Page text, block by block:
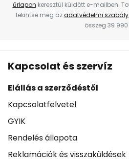
űrlapon keresztül küldött e-mailben.
tekintse meg azadatvédelmi
összeg 39 990
Kapcsolat és szervíz
Elállás a szerződéstől
Kapcsolatfelvetel
GYIK
Rendelés állapota
Reklamációk és visszaküldések